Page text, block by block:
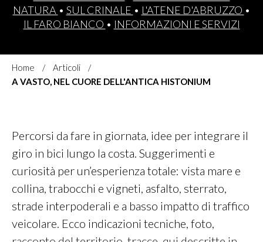
NATURA • SUL CRINALE • L'ATENE D'ABRUZZO •
IL FARO BIANCO • INFORMAZIONI E SERVIZI
Home
Articoli
A VASTO, NEL CUORE DELL'ANTICA HISTONIUM
Percorsi da fare in giornata, idee per integrare il
giro in bici lungo la costa. Suggerimenti e
curiosità per un’esperienza totale: vista mare e
collina, trabocchi e vigneti, asfalto, sterrato,
strade interpoderali e a basso impatto di traffico
veicolare. Ecco indicazioni tecniche, foto,